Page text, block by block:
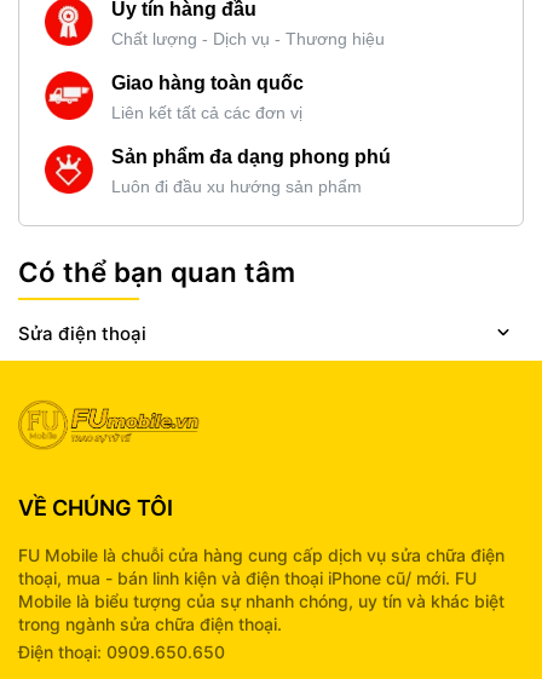
Uy tín hàng đầu
Chất lượng - Dịch vụ - Thương hiệu
Giao hàng toàn quốc
Liên kết tất cả các đơn vị
Sản phẩm đa dạng phong phú
Luôn đi đầu xu hướng sản phẩm
Có thể bạn quan tâm
Sửa điện thoại
VỀ CHÚNG TÔI
FU Mobile là chuỗi cửa hàng cung cấp dịch vụ sửa chữa điện
thoại, mua - bán linh kiện và điện thoại iPhone cũ/ mới. FU
Mobile là biểu tượng của sự nhanh chóng, uy tín và khác biệt
trong ngành sửa chữa điện thoại.
Điện thoại: 0909.650.650